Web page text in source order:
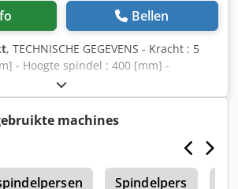
Bellen
, TECHNISCHE GEGEVENS - Kracht : 5
- Hoogte spindel : 400 [mm] -
ø 10H7 [mm] - Hoek : 95 [°] - Max.
: 15/30 [N] - Tafelafmetingen : 110 x
Ai Hermachines
Spindelpers